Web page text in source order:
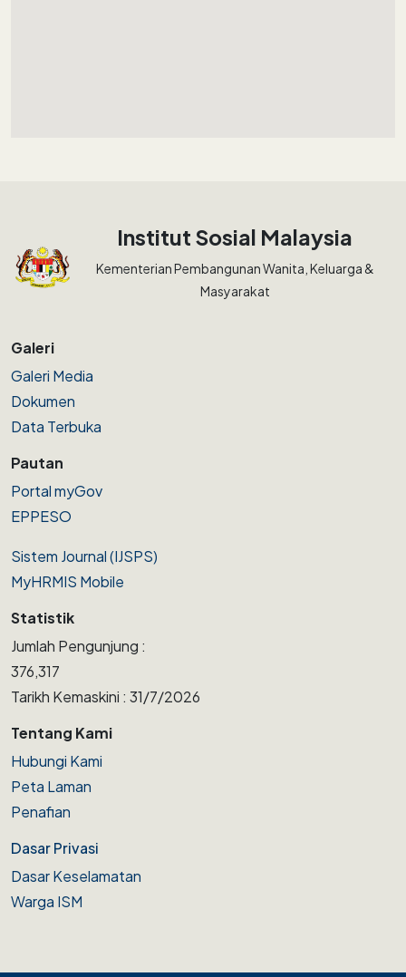
Institut Sosial Malaysia
Kementerian Pembangunan Wanita, Keluarga &
Masyarakat
Galeri
Galeri Media
Dokumen
Data Terbuka
Pautan
Portal myGov
EPPESO
Sistem Journal (IJSPS)
MyHRMIS Mobile
Statistik
Jumlah Pengunjung :
376,317
Tarikh Kemaskini : 31/7/2026
Tentang Kami
Hubungi Kami
Peta Laman
Penafian
Dasar Privasi
Dasar Keselamatan
Warga ISM